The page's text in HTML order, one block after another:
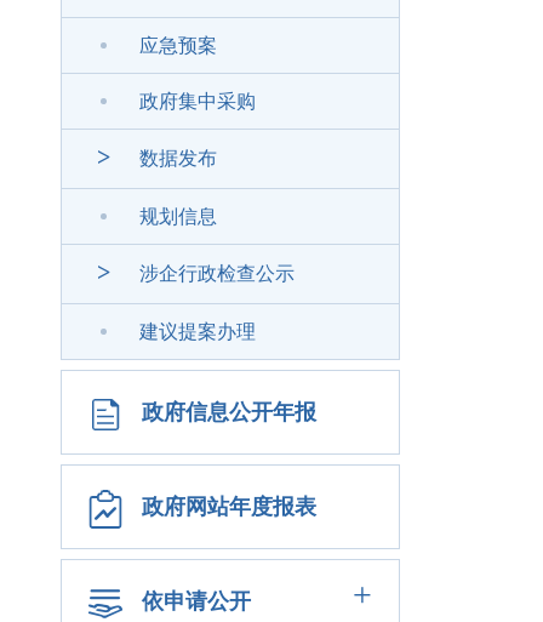
应急预案
政府集中采购
> 数据发布
规划信息
> 涉企行政检查公示
建议提案办理
政府信息公开年报
政府网站年度报表
依申请公开 +